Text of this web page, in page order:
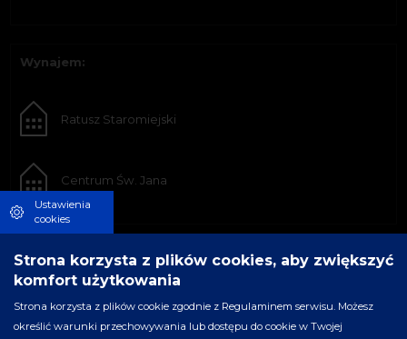
Wynajem:
Ratusz Staromiejski
Centrum Św. Jana
Ustawienia
cookies
Strona korzysta z plików cookies, aby zwiększyć
komfort użytkowania
Strona korzysta z plików cookie zgodnie z Regulaminem serwisu. Możesz
określić warunki przechowywania lub dostępu do cookie w Twojej